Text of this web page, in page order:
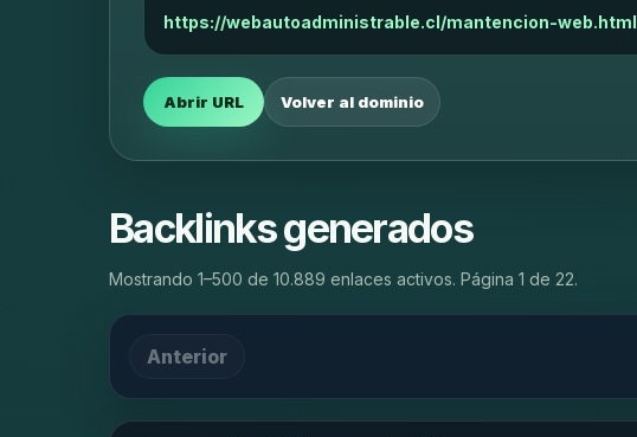
https://webautoadministrable.cl/mantencion-web.html
Abrir URL Volver al dominio
Backlinks generados
Mostrando 1–500 de 10.889 enlaces activos. Página 1 de 22.
Anterior